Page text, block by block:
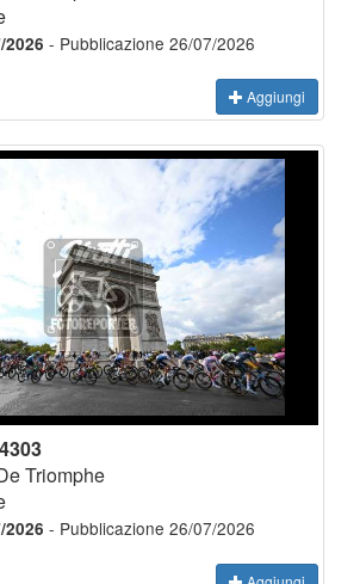
2026 - Pubblicazione 26/07/2026
Aggiungi
Triomphe
2026 - Pubblicazione 26/07/2026